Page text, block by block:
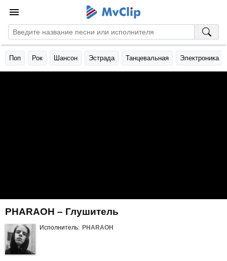
Поп Рок Шансон Эстрада Танцевальная Электроника
PHARAOH – Глушитель
Исполнитель: PHARAOH